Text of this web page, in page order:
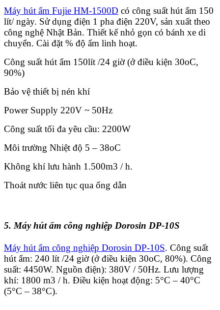
Máy hút ẩm Fujie HM-1500D có công suất hút ẩm 150
lít/ ngày. Sử dụng điện 1 pha điện 220V, sản xuất theo
công nghệ Nhật Bản. Thiết kế nhỏ gọn có bánh xe di
chuyển. Cài đặt % độ ẩm linh hoạt.
Công suất hút ẩm 150lít /24 giờ (ở điều kiện 30oC,
90%)
Bảo vệ thiết bị nén khí
Power Supply 220V ~ 50Hz
Công suất tối đa yêu cầu: 2200W
Môi trường Nhiệt độ 5 – 38oC
Không khí lưu hành 1.500m3 / h.
Thoát nước liên tục qua ống dẫn
5. Máy hút ẩm công nghiệp Dorosin DP-10S
Máy hút ẩm công nghiệp Dorosin DP-10S. Công suất
hút ẩm: 240 lít /24 giờ (ở điều kiện 30oC, 80%). Công
suất: 4450W. Nguồn điện): 380V / 50Hz. Lưu lượng
khí: 1800 m3 / h. Điều kiện hoạt động: 5°C – 40°C
(5°C – 38°C).